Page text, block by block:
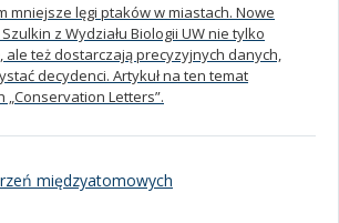
mniejsze lęgi ptaków w miastach. Nowe
z Wydziału Biologii UW nie tylko
ale też dostarczają precyzyjnych danych,
decydenci. Artykuł na ten temat
„Conservation Letters”.
międzyatomowych